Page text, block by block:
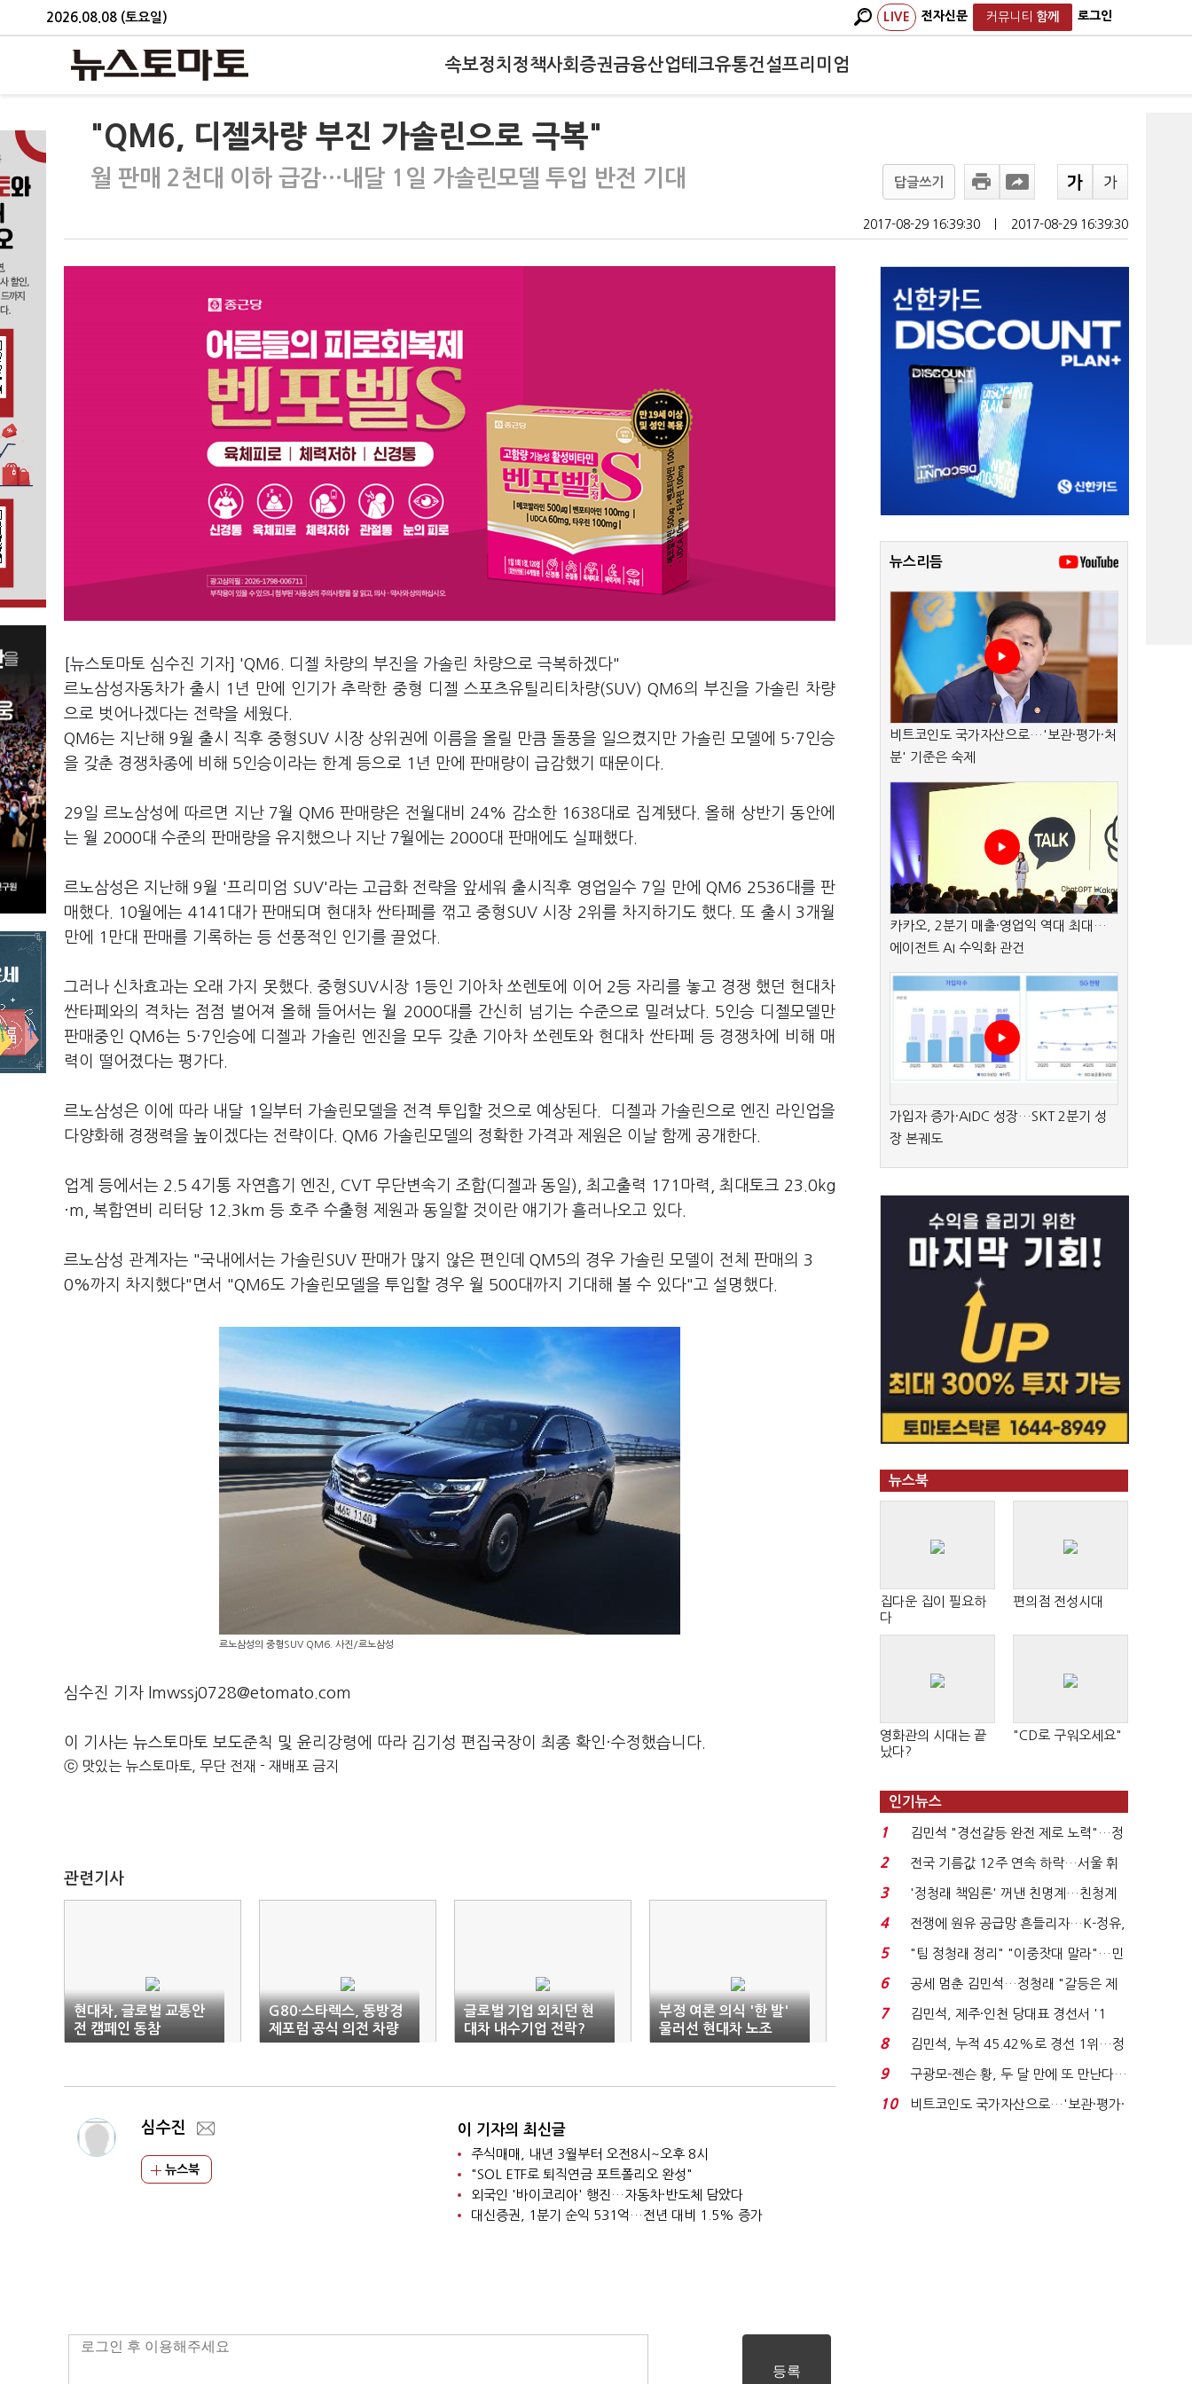
2026.08.08 (토요일) LIVE 전자신문 커뮤니티 함께 로그인
속보정치 정책사회 증권금융산업테크유통건설프리미엄
"QM6, 디젤차량 부진 가솔린으로 극복"
월 판매 2천대 이하 급감…내달 1일 가솔린모델 투입 반전 기대 답글쓰기
2017-08-29 16:39:30 2017-08-29 16:39:30
[뉴스토마토 심수진 기자] 'QM6. 디젤 차량의 부진을 가솔린 차량으로 극복하겠다"
르노삼성자동차가 출시 1년 만에 인기가 추락한 중형 디젤 스포츠유틸리티차량(SUV) QM6의 부진을 가솔린 차량
으로 벗어나겠다는 전략을 세웠다.
QM6는 지난해 9월 출시 직후 중형SUV 시장 상위권에 이름을 올릴 만큼 돌풍을 일으켰지만 가솔린 모델에 5·7인승
을 갖춘 경쟁차종에 비해 5인승이라는 한계 등으로 1년 만에 판매량이 급감했기 때문이다.
29일 르노삼성에 따르면 지난 7월 QM6 판매량은 전월대비 24% 감소한 1638대로 집계됐다. 올해 상반기 동안에
는 월 2000대 수준의 판매량을 유지했으나 지난 7월에는 2000대 판매에도 실패했다.
르노삼성은 지난해 9월 '프리미엄 SUV'라는 고급화 전략을 앞세워 출시직후 영업일수 7일 만에 QM6 2536대를 판
매했다. 10월에는 4141대가 판매되며 현대차 싼타페를 꺾고 중형SUV 시장 2위를 차지하기도 했다. 또 출시 3개월
만에 1만대 판매를 기록하는 등 선풍적인 인기를 끌었다.
그러나 신차효과는 오래 가지 못했다. 중형SUV시장 1등인 기아차 쏘렌토에 이어 2등 자리를 놓고 경쟁 했던 현대차
싼타페와의 격차는 점점 벌어져 올해 들어서는 월 2000대를 간신히 넘기는 수준으로 밀려났다. 5인승 디젤모델만
판매중인 QM6는 5·7인승에 디젤과 가솔린 엔진을 모두 갖춘 기아차 쏘렌토와 현대차 싼타페 등 경쟁차에 비해 매
력이 떨어졌다는 평가다.
르노삼성은 이에 따라 내달 1일부터 가솔린모델을 전격 투입할 것으로 예상된다. 디젤과 가솔린으로 엔진 라인업을
다양화해 경쟁력을 높이겠다는 전략이다. QM6 가솔린모델의 정확한 가격과 제원은 이날 함께 공개한다.
업계 등에서는 2.5 4기통 자연흡기 엔진, CVT 무단변속기 조합(디젤과 동일), 최고출력 171마력, 최대토크 23.0kg
·m, 복합연비 리터당 12.3km 등 호주 수출형 제원과 동일할 것이란 얘기가 흘러나오고 있다.
르노삼성 관계자는 "국내에서는 가솔린SUV 판매가 많지 않은 편인데 QM5의 경우 가솔린 모델이 전체 판매의 3
0%까지 차지했다"면서 "QM6도 가솔린모델을 투입할 경우 월 500대까지 기대해 볼 수 있다"고 설명했다.
르노삼성의 중형SUV QM6. 사진/르노삼성
심수진 기자 lmwssj0728@etomato.com
이 기사는 뉴스토마토 보도준칙 및 윤리강령에 따라 김기성 편집국장이 최종 확인·수정했습니다.
ⓒ 맛있는 뉴스토마토, 무단 전재 - 재배포 금지
관련기사
현대차, 글로벌 교통안
전 캠페인 동참
G80·스타렉스, 동방경
제포럼 공식 의전 차량
선정
글로벌 기업 외치던 현
대차 내수기업 전락?
부정 여론 의식 '한 발'
물러선 현대차 노조
심수진
뉴스북
이 기자의 최신글
주식매매, 내년 3월부터 오전8시~오후 8시
"SOL ETF로 퇴직연금 포트폴리오 완성"
외국인 '바이코리아' 행진…자동차·반도체 담았다
대신증권, 1분기 순익 531억…전년 대비 1.5% 증가
뉴스리듬
비트코인도 국가자산으로…'보관·평가·처
분' 기준은 숙제
카카오, 2분기 매출·영업익 역대 최대…
에이전트 AI 수익화 관건
가입자 증가·AIDC 성장…SKT 2분기 성
장 본궤도
뉴스북
집다운 집이 필요하
다
편의점 전성시대
영화관의 시대는 끝
났다?
"CD로 구워오세요"
인기뉴스
1
김민석 "경선갈등 완전 제로 노력"…정
청래 "반명 공세 사...
2
전국 기름값 12주 연속 하락…서울 휘
발윳값 1909원...
3
'정청래 책임론' 꺼낸 친명계…친청계
는 추가투표 때리기...
4
전쟁에 원유 공급망 흔들리자…K-정유,
에너지안보 핵심...
5
"팀 정청래 정리" "이중잣대 말라"…민
주 최고위원 계파 다...
6
공세 멈춘 김민석…정청래 "갈등은 제
가 수습"
7
김민석, 제주·인천 당대표 경선서 '1
위'(1보)...
8
김민석, 누적 45.42%로 경선 1위…정
청래와 격차 0.86%p(...
9
구광모-젠슨 황, 두 달 만에 또 만난다…
로봇·AI 등 논...
10
비트코인도 국가자산으로…'보관·평가·